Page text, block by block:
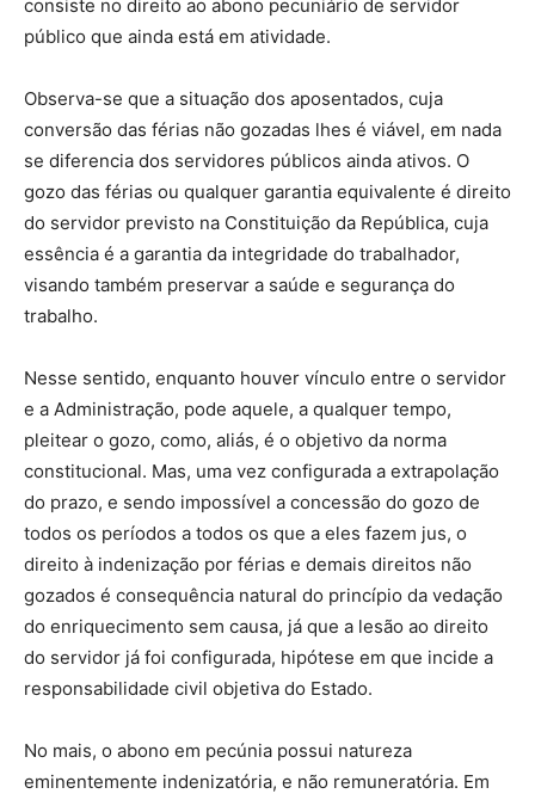
consiste no direito ao abono pecuniário de servidor
público que ainda está em atividade.
Observa-se que a situação dos aposentados, cuja
conversão das férias não gozadas lhes é viável, em nada
se diferencia dos servidores públicos ainda ativos. O
gozo das férias ou qualquer garantia equivalente é direito
do servidor previsto na Constituição da República, cuja
essência é a garantia da integridade do trabalhador,
visando também preservar a saúde e segurança do
trabalho.
Nesse sentido, enquanto houver vínculo entre o servidor
e a Administração, pode aquele, a qualquer tempo,
pleitear o gozo, como, aliás, é o objetivo da norma
constitucional. Mas, uma vez configurada a extrapolação
do prazo, e sendo impossível a concessão do gozo de
todos os períodos a todos os que a eles fazem jus, o
direito à indenização por férias e demais direitos não
gozados é consequência natural do princípio da vedação
do enriquecimento sem causa, já que a lesão ao direito
do servidor já foi configurada, hipótese em que incide a
responsabilidade civil objetiva do Estado.
No mais, o abono em pecúnia possui natureza
eminentemente indenizatória, e não remuneratória. Em